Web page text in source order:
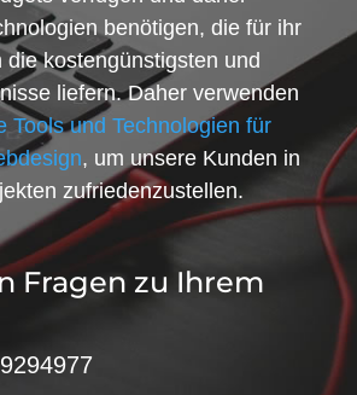
benötigen, die für ihr
die kostengünstigsten und
liefern. Daher verwenden
Tools und Technologien für
, um unsere Kunden in
zufriedenzustellen.
Fragen zu Ihrem